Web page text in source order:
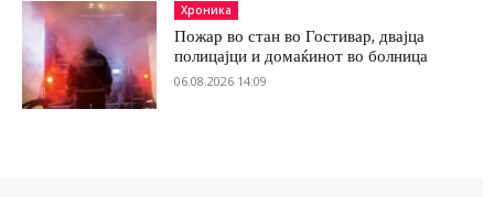
Хроника
Пожар во стан во Гостивар, двајца
полицајци и домаќинот во болница
06.08.2026 14:09